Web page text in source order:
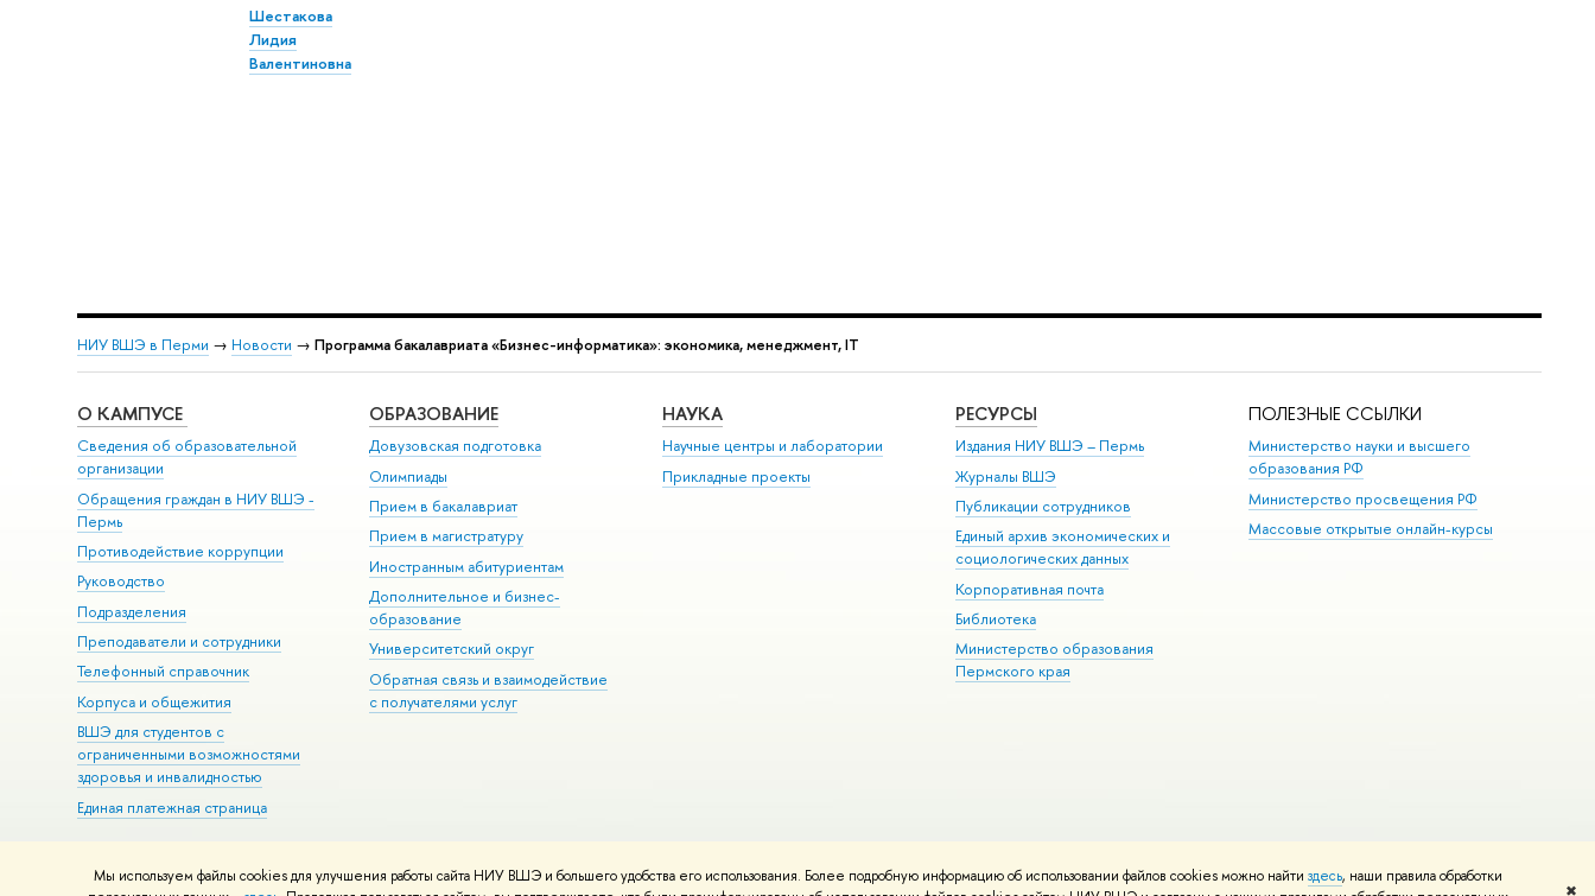
Мы используем файлы cookies для улучшения работы сайта НИУ ВШЭ и большего удобства его использования. Более подробную информацию об использовании файлов cookies можно найти здесь, наши правила обработки
✖
Шестакова
Лидия
Валентиновна
НИУ ВШЭ в Перми → Новости → Программа бакалавриата «Бизнес-информатика»: экономика, менеджмент, IT
О КАМПУСЕ
Сведения об образовательной
организации
Обращения граждан в НИУ ВШЭ -
Пермь
Противодействие коррупции
Руководство
Подразделения
Преподаватели и сотрудники
Телефонный справочник
Корпуса и общежития
ВШЭ для студентов с
ограниченными возможностями
здоровья и инвалидностью
Единая платежная страница
ОБРАЗОВАНИЕ
Довузовская подготовка
Олимпиады
Прием в бакалавриат
Прием в магистратуру
Иностранным абитуриентам
Дополнительное и бизнес-
образование
Университетский округ
Обратная связь и взаимодействие
с получателями услуг
НАУКА
Научные центры и лаборатории
Прикладные проекты
РЕСУРСЫ
Издания НИУ ВШЭ ­– Пермь
Журналы ВШЭ
Публикации сотрудников
Единый архив экономических и
социологических данных
Корпоративная почта
Библиотека
Министерство образования
Пермского края
ПОЛЕЗНЫЕ ССЫЛКИ
Министерство науки и высшего
образования РФ
Министерство просвещения РФ
Массовые открытые онлайн-курсы
Редактору
© НИУ ВШЭ 1993–2026 Условия использования материалов Адреса и контакты Карта сайта